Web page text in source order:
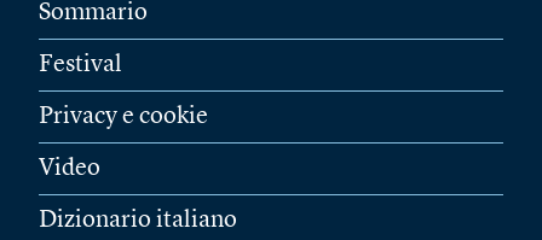
Sommario
Festival
Privacy e cookie
Video
Dizionario italiano